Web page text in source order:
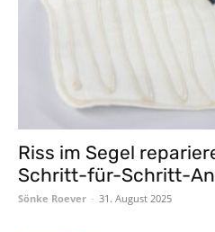
Riss im Segel
Schritt-für-Schritt-
Sönke Roever - 31. August 2025